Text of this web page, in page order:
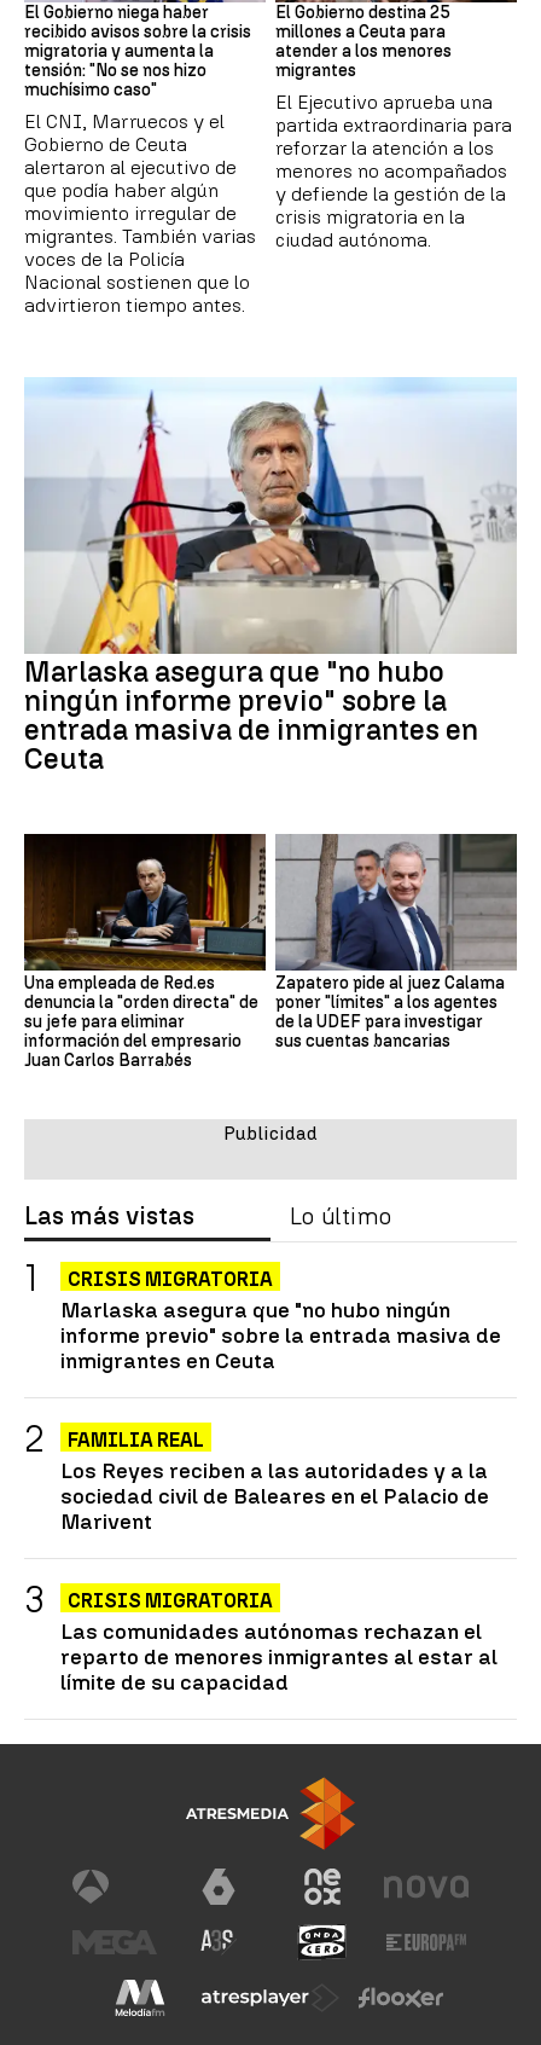
El Gobierno niega haber
recibido avisos sobre la crisis
migratoria y aumenta la
tensión: "No se nos hizo
muchísimo caso"
El CNI, Marruecos y el
Gobierno de Ceuta
alertaron al ejecutivo de
que podía haber algún
movimiento irregular de
migrantes. También varias
voces de la Policía
Nacional sostienen que lo
advirtieron tiempo antes.
El Gobierno destina 25
millones a Ceuta para
atender a los menores
migrantes
El Ejecutivo aprueba una
partida extraordinaria para
reforzar la atención a los
menores no acompañados
y defiende la gestión de la
crisis migratoria en la
ciudad autónoma.
Marlaska asegura que "no hubo
ningún informe previo" sobre la
entrada masiva de inmigrantes en
Ceuta
Una empleada de Red.es
denuncia la "orden directa" de
su jefe para eliminar
información del empresario
Juan Carlos Barrabés
Zapatero pide al juez Calama
poner "límites" a los agentes
de la UDEF para investigar
sus cuentas bancarias
Las más vistas Lo último
CRISIS MIGRATORIA
Marlaska asegura que "no hubo ningún
informe previo" sobre la entrada masiva de
inmigrantes en Ceuta
FAMILIA REAL
Los Reyes reciben a las autoridades y a la
sociedad civil de Baleares en el Palacio de
Marivent
CRISIS MIGRATORIA
Las comunidades autónomas rechazan el
reparto de menores inmigrantes al estar al
límite de su capacidad